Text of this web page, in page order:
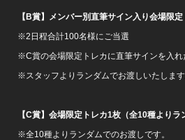
【B賞】メンバー別直筆サイン入り会場限
※2日程合計100名様にご当選
※C賞の会場限定トレカに直筆サインを入れ
※スタッフよりランダムでお渡しいたします
【C賞】会場限定トレカ1枚（全10種よりラ
※全10種よりランダムでのお渡しです。